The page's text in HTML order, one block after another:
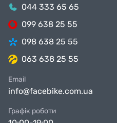
Основные
Назначение
Возраст
Вес
044 333 65 65
099 638 25 55
098 638 25 55
063 638 25 55
Email
info@facebike.com.ua
Графік роботи